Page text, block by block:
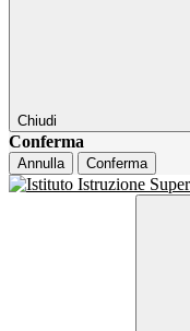
Chiudi
Conferma
Annulla Conferma